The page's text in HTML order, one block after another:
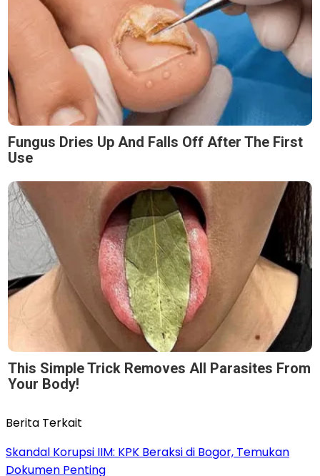
Fungus Dries Up And Falls Off After The First
Use
This Simple Trick Removes All Parasites From
Your Body!
Berita Terkait
Skandal Korupsi IIM: KPK Beraksi di Bogor, Temukan
Dokumen Penting